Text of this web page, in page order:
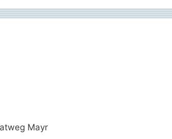
Mayr